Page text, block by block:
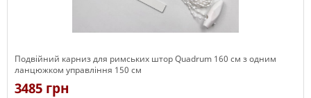
Подвійний карниз для римських штор Quadrum 160 см з одним
ланцюжком управління 150 см
3485 грн